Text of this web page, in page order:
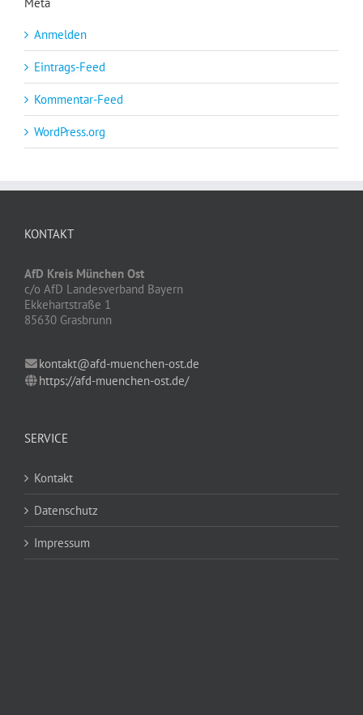
Anmelden
Eintrags-Feed
Kommentar-Feed
WordPress.org
KONTAKT
AfD Kreis München Ost
c/o AfD Landesverband Bayern
Ekkehartstraße 1
85630 Grasbrunn
kontakt@afd-muenchen-ost.de
https://afd-muenchen-ost.de/
SERVICE
Kontakt
Datenschutz
Impressum